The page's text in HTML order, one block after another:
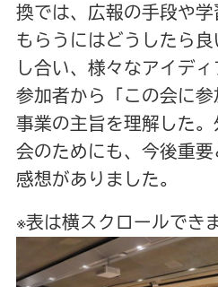
換では、広報の手段や
もらうにはどうしたら
し合い、様々なアイディ
参加者から「この会に
事業の主旨を理解した
会のためにも、今後重
感想がありました。
※表は横スクロールでき